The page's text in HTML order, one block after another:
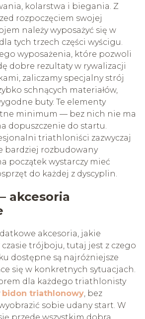
kolarstwa i biegania. Z
rozpoczęciem swojej
należy wyposażyć się w
tych trzech części wyścigu.
wyposażenia, które pozwoli
dobre rezultaty w rywalizacji
zaliczamy specjalny strój
schnących materiałów,
buty. Te elementy
minimum — bez nich nie ma
dopuszczenie do startu.
triathloniści zazwyczaj
bardziej rozbudowany
początek wystarczy mieć
do każdej z dyscyplin.
akcesoria
akcesoria, jakie
czasie trójboju, tutaj jest z czego
dostępne są najróżniejsze
się w konkretnych sytuacjach.
dla każdego triathlonisty
bidon triathlonowy, bez
sobie udany start. W